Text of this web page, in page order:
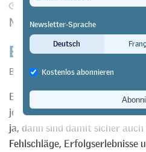
10/04/22 Diskussion
Neues Buch im hep verlag
Eine Schule ohne
Björn Nölte
Erinnern Sie sich daran, wie
jonglieren? Programmieren,
ja, dann sind damit sicher
Fehlschläge, Erfolgserlebnisse
Newsletter-Sprache
Deutsch
Kostenlos abonnieren